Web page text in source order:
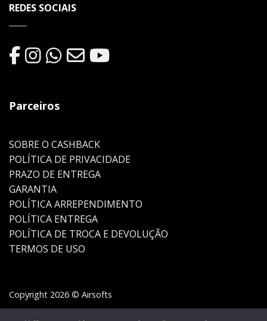
REDES SOCIAIS
Parceiros
SOBRE O CASHBACK
POLÍTICA DE PRIVACIDADE
PRAZO DE ENTREGA
GARANTIA
POLÍTICA ARREPENDIMENTO
POLÍTICA ENTREGA
POLÍTICA DE TROCA E DEVOLUÇÃO
TERMOS DE USO
Copyright 2026 © Airsofts